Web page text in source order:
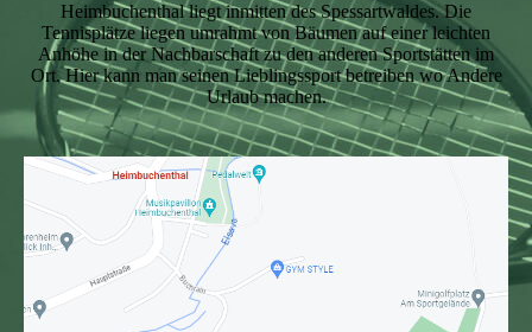
Heimbuchenthal liegt inmitten des Spessartwaldes. Die
Tennisplätze liegen umrahmt von Bäumen auf einer leichten
Anhöhe in der Nachbarschaft zu den anderen Sportstätten im
Ort. Hier kann man seinen Lieblingssport betreiben wo Andere
Urlaub machen.